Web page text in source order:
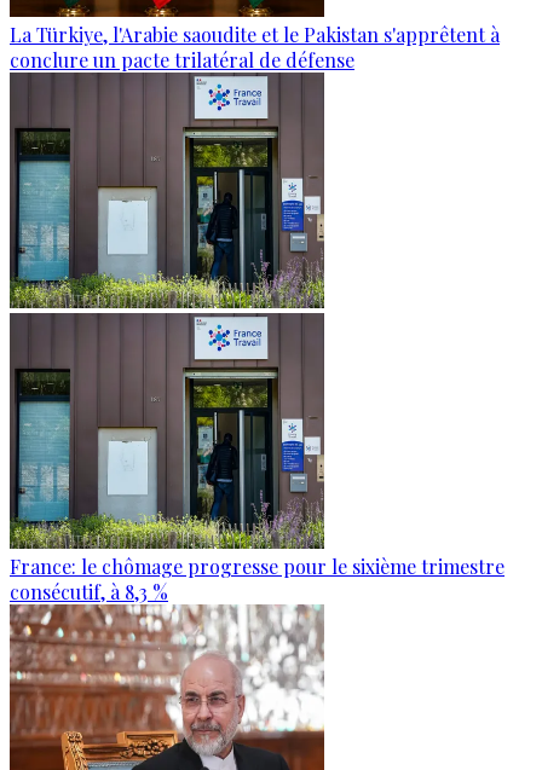
La Türkiye, l'Arabie saoudite et le Pakistan s'apprêtent à
conclure un pacte trilatéral de défense
France: le chômage progresse pour le sixième trimestre
consécutif, à 8,3 %